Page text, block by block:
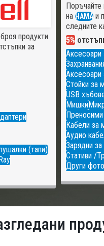
на HAMAи
следните
5%
Аксесоари
Аксесоари
Стойки за
USB
Мишки
Преносими
Кабели за
Аудио
Зарядни
Стативи /
Други
броя продукти
за
(тапи)